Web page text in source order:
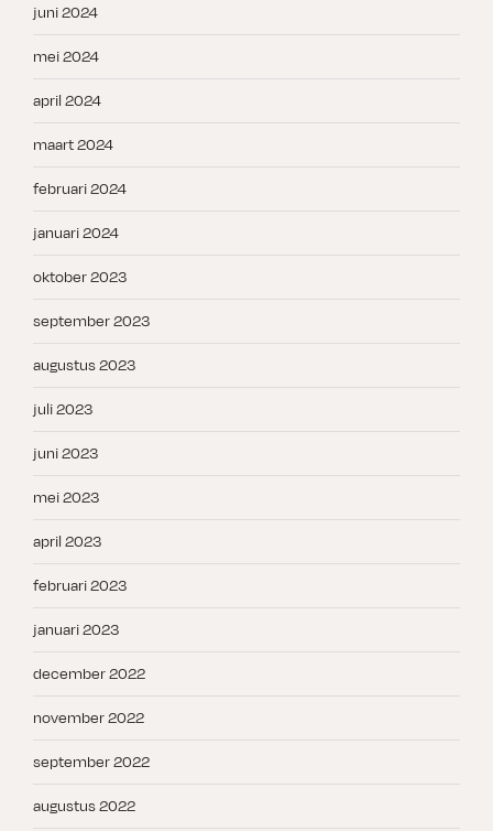
juni 2024
mei 2024
april 2024
maart 2024
februari 2024
januari 2024
oktober 2023
september 2023
augustus 2023
juli 2023
juni 2023
mei 2023
april 2023
februari 2023
januari 2023
december 2022
november 2022
september 2022
augustus 2022